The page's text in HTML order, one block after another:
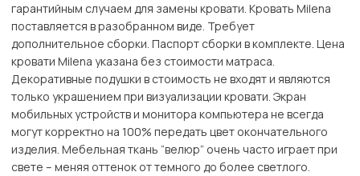
гарантийным случаем для замены кровати. Кровать Milena
поставляется в разобранном виде. Требует
дополнительное сборки. Паспорт сборки в комплекте. Цена
кровати Milena указана без стоимости матраса.
Декоративные подушки в стоимость не входят и являются
только украшением при визуализации кровати. Экран
мобильных устройств и монитора компьютера не всегда
могут корректно на 100% передать цвет окончательного
изделия. Мебельная ткань “велюр” очень часто играет при
свете – меняя оттенок от темного до более светлого.